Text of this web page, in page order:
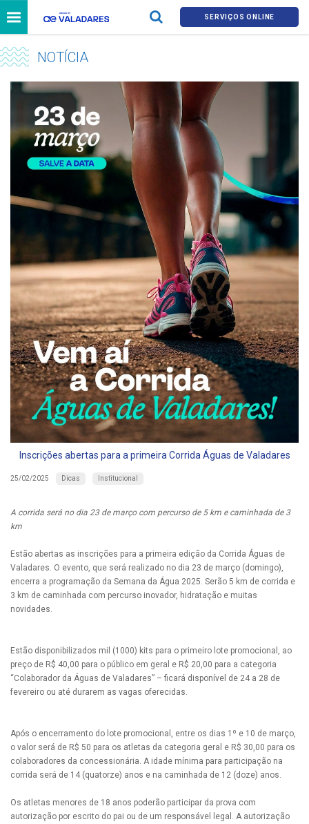
SERVIÇOS ONLINE
NOTÍCIA
Inscrições abertas para a primeira Corrida Águas de Valadares
25/02/2025 Dicas Institucional
A corrida será no dia 23 de março com percurso de 5 km e caminhada de 3
km
Estão abertas as inscrições para a primeira edição da Corrida Águas de
Valadares. O evento, que será realizado no dia 23 de março (domingo),
encerra a programação da Semana da Água 2025. Serão 5 km de corrida e
3 km de caminhada com percurso inovador, hidratação e muitas
novidades.
Estão disponibilizados mil (1000) kits para o primeiro lote promocional, ao
preço de R$ 40,00 para o público em geral e R$ 20,00 para a categoria
“Colaborador da Águas de Valadares” – ficará disponível de 24 a 28 de
fevereiro ou até durarem as vagas oferecidas.
Após o encerramento do lote promocional, entre os dias 1º e 10 de março,
o valor será de R$ 50 para os atletas da categoria geral e R$ 30,00 para os
colaboradores da concessionária. A idade mínima para participação na
corrida será de 14 (quatorze) anos e na caminhada de 12 (doze) anos.
Os atletas menores de 18 anos poderão participar da prova com
autorização por escrito do pai ou de um responsável legal. A autorização